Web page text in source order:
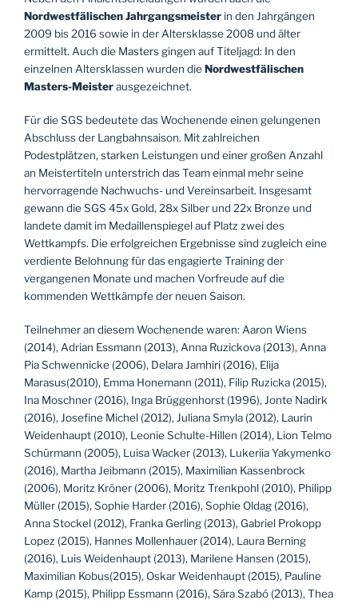
Nordwestfälischen Jahrgangsmeister in den Jahrgängen
2009 bis 2016 sowie in der Altersklasse 2008 und älter
ermittelt. Auch die Masters gingen auf Titeljagd: In den
einzelnen Altersklassen wurden dieNordwestfälischen
Masters-Meisterausgezeichnet.
Für die SGS bedeutete das Wochenende einen gelungenen
Abschluss der Langbahnsaison. Mit zahlreichen
Podestplätzen, starken Leistungen und einer großen Anzahl
an Meistertiteln unterstrich das Team einmal mehr seine
hervorragende Nachwuchs- und Vereinsarbeit. Insgesamt
gewann die SGS 45x Gold, 28x Silber und 22x Bronze und
landete damit im Medaillenspiegel auf Platz zwei des
Wettkampfs. Die erfolgreichen Ergebnisse sind zugleich eine
verdiente Belohnung für das engagierte Training der
vergangenen Monate und machen Vorfreude auf die
kommenden Wettkämpfe der neuen Saison.
Teilnehmer an diesem Wochenende waren: Aaron Wiens
(2014), Adrian Essmann (2013), Anna Ruzickova (2013), Anna
Pia Schwennicke (2006), Delara Jamhiri (2016), Elija
Marasus(2010), Emma Honemann (2011), Filip Ruzicka (2015),
Ina Moschner (2016), Inga Brüggenhorst (1996), Jonte Nadirk
(2016), Josefine Michel (2012), Juliana Smyla (2012), Laurin
Weidenhaupt (2010), Leonie Schulte-Hillen (2014), Lion Telmo
Schürmann (2005), Luisa Wacker (2013), Lukeriia Yakymenko
(2016), Martha Jeibmann (2015), Maximilian Kassenbrock
(2006), Moritz Kröner (2006), Moritz Trenkpohl (2010), Philipp
Müller (2015), Sophie Harder (2016), Sophie Oldag (2016),
Anna Stockel (2012), Franka Gerling (2013), Gabriel Prokopp
Lopez (2015), Hannes Mollenhauer (2014), Laura Berning
(2016), Luis Weidenhaupt (2013), Marilene Hansen (2015),
Maximilian Kobus(2015), Oskar Weidenhaupt (2015), Pauline
Kamp (2015), Philipp Essmann (2016), Sára Szabó (2013), Thea